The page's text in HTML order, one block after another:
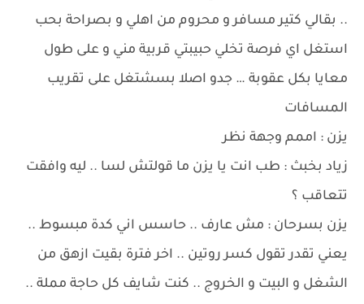
.. بقالي كتير مسافر و محروم من اهلي و بصراحة بحب
استغل اي فرصة تخلي حبيبتي قربية مني و على طول
معايا بكل عقوبة … جدو اصلا بسشتغل على تقريب
المسافات
يزن : اممم وجهة نظر
زياد بخبث : طب انت يا يزن ما قولتش لسا .. ليه وافقت
تتعاقب ؟
يزن بسرحان : مش عارف .. حاسس اني كدة مبسوط ..
يعني تقدر تقول كسر روتين .. اخر فترة بقيت ازهق من
الشغل و البيت و الخروج .. كنت شايف كل حاجة مملة ..